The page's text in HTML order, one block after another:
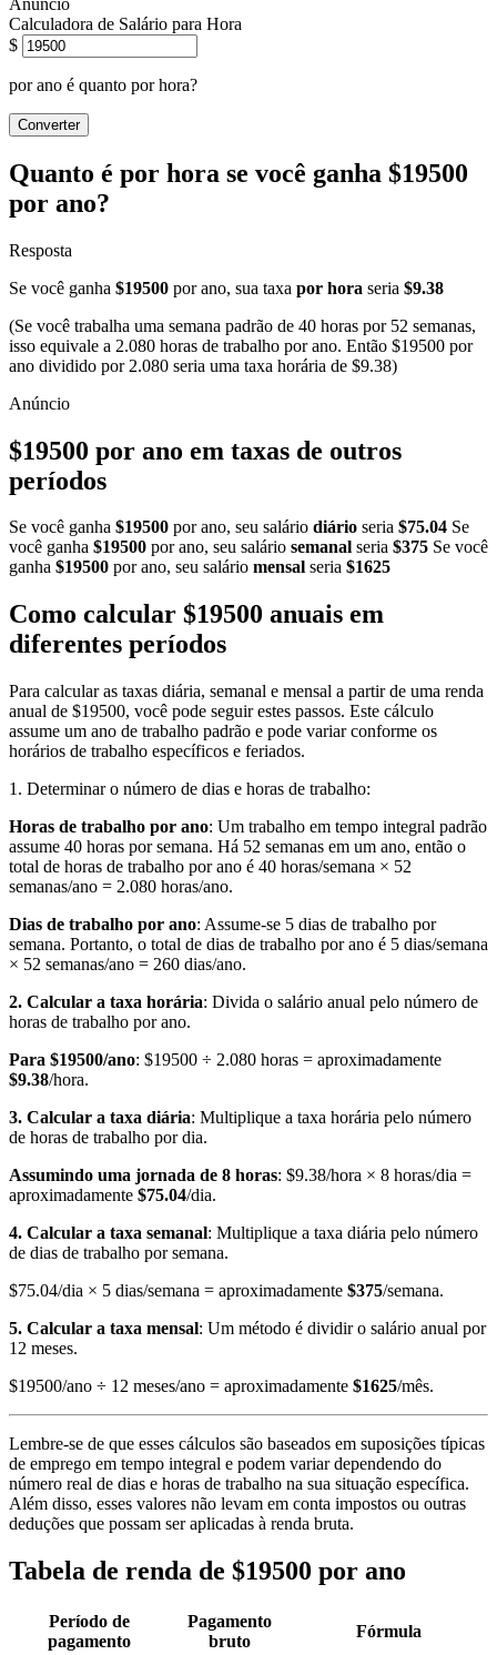
Calculadora de Salário para Hora
$
por ano é quanto por hora?
Converter
Quanto é por hora se você ganha $19500
por ano?
Resposta
Se você ganha $19500 por ano, sua taxa por hora seria $9.38
(Se você trabalha uma semana padrão de 40 horas por 52 semanas,
isso equivale a 2.080 horas de trabalho por ano. Então $19500 por
ano dividido por 2.080 seria uma taxa horária de $9.38)
$19500 por ano em taxas de outros
períodos
Se você ganha $19500 por ano, seu salário diário seria $75.04 Se
você ganha $19500 por ano, seu salário semanal seria $375 Se você
ganha $19500 por ano, seu salário mensal seria $1625
Como calcular $19500 anuais em
diferentes períodos
Para calcular as taxas diária, semanal e mensal a partir de uma renda
anual de $19500, você pode seguir estes passos. Este cálculo
assume um ano de trabalho padrão e pode variar conforme os
horários de trabalho específicos e feriados.
1. Determinar o número de dias e horas de trabalho:
Horas de trabalho por ano: Um trabalho em tempo integral padrão
assume 40 horas por semana. Há 52 semanas em um ano, então o
total de horas de trabalho por ano é 40 horas/semana × 52
semanas/ano = 2.080 horas/ano.
Dias de trabalho por ano: Assume-se 5 dias de trabalho por
semana. Portanto, o total de dias de trabalho por ano é 5 dias/semana
× 52 semanas/ano = 260 dias/ano.
2. Calcular a taxa horária: Divida o salário anual pelo número de
horas de trabalho por ano.
Para $19500/ano: $19500 ÷ 2.080 horas = aproximadamente
$9.38/hora.
3. Calcular a taxa diária: Multiplique a taxa horária pelo número
de horas de trabalho por dia.
Assumindo uma jornada de 8 horas: $9.38/hora × 8 horas/dia =
aproximadamente $75.04/dia.
4. Calcular a taxa semanal: Multiplique a taxa diária pelo número
de dias de trabalho por semana.
$75.04/dia × 5 dias/semana = aproximadamente $375/semana.
5. Calcular a taxa mensal: Um método é dividir o salário anual por
12 meses.
$19500/ano ÷ 12 meses/ano = aproximadamente $1625/mês.
Lembre-se de que esses cálculos são baseados em suposições típicas
de emprego em tempo integral e podem variar dependendo do
número real de dias e horas de trabalho na sua situação específica.
Além disso, esses valores não levam em conta impostos ou outras
deduções que possam ser aplicadas à renda bruta.
Tabela de renda de $19500 por ano
Período de
pagamento
Pagamento
bruto
Fórmula